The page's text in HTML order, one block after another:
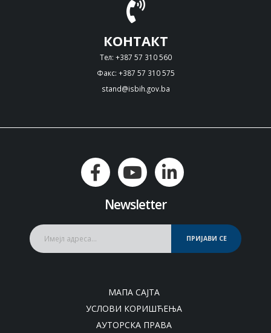
КОНТАКТ
Тел: +387 57 310 560
Факс: +387 57 310 575
stand@isbih.gov.ba
Newsletter
ПРИЈАВИ СЕ
МАПА САЈТА
УСЛОВИ КОРИШЋЕЊА
АУТОРСКА ПРАВА